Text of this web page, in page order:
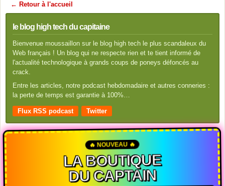
← Retour à l'accueil
le blog high tech du capitaine
Bienvenue moussaillon sur le blog high tech le plus scandaleux du
Web français ! Un blog qui ne respecte rien et te tient informé de
l'actualité technologique à grands coups de poneys défoncés au
crack.
Entre les articles, notre podcast hebdomadaire et autres conneries :
la perte de temps est garantie à 100%…
Flux RSS podcast Twitter
🔥 NOUVEAU 🔥
LA BOUTIQUE
DU CAPTAIN